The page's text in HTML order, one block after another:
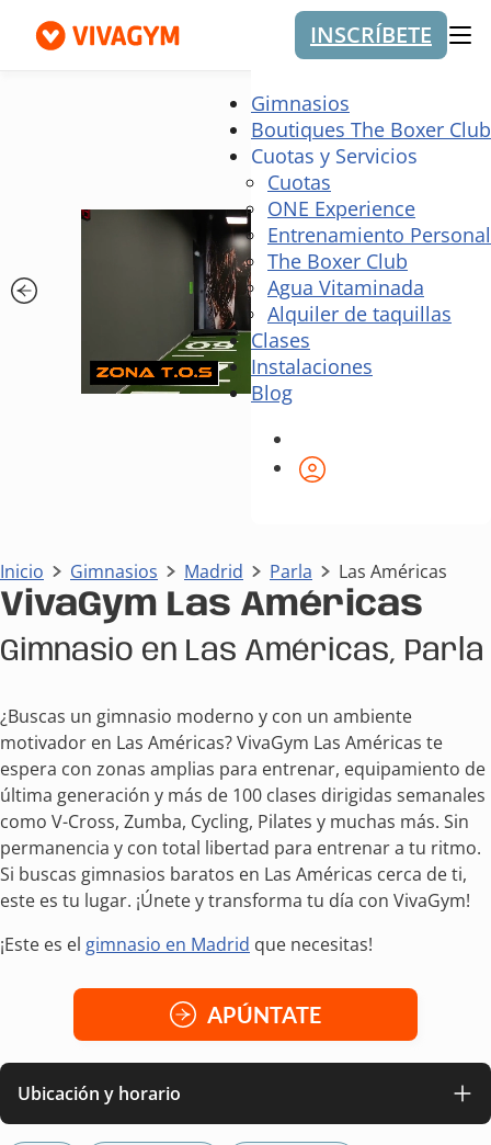
INSCRÍBETE
Gimnasios
Boutiques The Boxer Club
Cuotas y Servicios
Cuotas
ONE Experience
Entrenamiento Personal
The Boxer Club
Agua Vitaminada
Alquiler de taquillas
Clases
Instalaciones
Blog
Inicio Gimnasios Madrid Parla Las Américas
VivaGym Las Américas
Gimnasio en Las Américas, Parla
¿Buscas un gimnasio moderno y con un ambiente
motivador en Las Américas? VivaGym Las Américas te
espera con zonas amplias para entrenar, equipamiento de
última generación y más de 100 clases dirigidas semanales
como V-Cross, Zumba, Cycling, Pilates y muchas más. Sin
permanencia y con total libertad para entrenar a tu ritmo.
Si buscas gimnasios baratos en Las Américas cerca de ti,
este es tu lugar. ¡Únete y transforma tu día con VivaGym!
¡Este es el gimnasio en Madrid que necesitas!
APÚNTATE
Ubicación y horario